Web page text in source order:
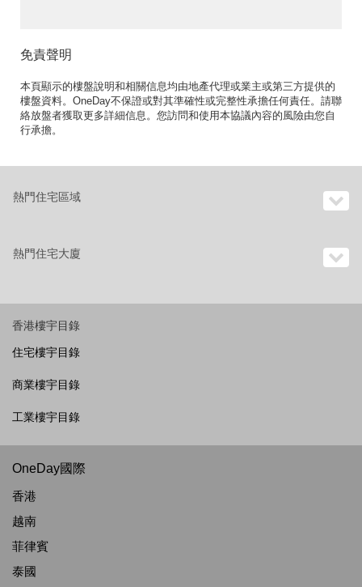
免責聲明
本頁顯示的樓盤說明和相關信息均由地產代理或業主或第三方提供的
樓盤資料。OneDay不保證或對其準確性或完整性承擔任何責任。請聯
絡放盤者獲取更多詳細信息。您訪問和使用本協議內容的風險由您自
行承擔。
熱門住宅區域
熱門住宅大廈
香港樓宇目錄
住宅樓宇目錄
商業樓宇目錄
工業樓宇目錄
OneDay國際
香港
越南
菲律賓
泰國